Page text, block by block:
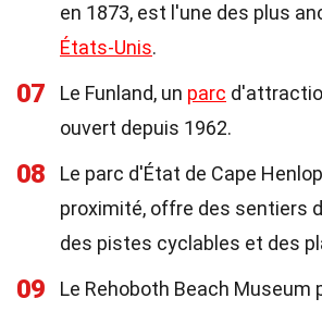
en 1873, est l'une des plus
États-Unis.
07 Le Funland, un parc
ouvert depuis 1962.
08
Le parc d'État de Cape
proximité, offre des sentiers
des pistes cyclables et des
09
Le Rehoboth Beach Museum